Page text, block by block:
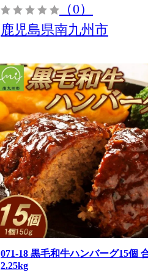
（0）
鹿児島県南九州市
071-18 黒毛和牛ハンバーグ15個
2.25kg